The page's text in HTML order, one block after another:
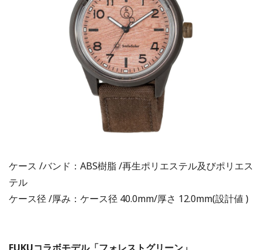
ケース /バンド：ABS樹脂 /再生ポリエステル及びポリエス
テル
ケース径 /厚み：ケース径 40.0mm/厚さ 12.0mm(設計値 )
FUKUコラボモデル「フォレストグリーン」